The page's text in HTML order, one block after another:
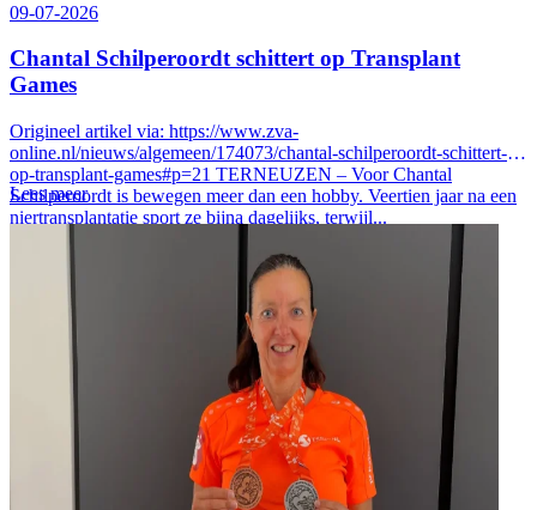
09-07-2026
Chantal Schilperoordt schittert op Transplant
Games
Origineel artikel via: https://www.zva-
online.nl/nieuws/algemeen/174073/chantal-schilperoordt-schittert-
op-transplant-games#p=21 TERNEUZEN – Voor Chantal
Schilperoordt is bewegen meer dan een hobby. Veertien jaar na een
niertransplantatie sport ze bijna dagelijks, terwijl...
Lees meer